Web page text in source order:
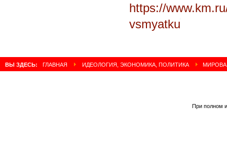
https://
vsmyatkuЧитать полностью:
https://www.km.ru/world/2021/01/07/884679-mirovaya-stabilnost-vsmyatku
ВЫ ЗДЕСЬ: ГЛАВНАЯ ИДЕОЛОГИЯ, ЭКОНОМИКА, ПОЛИТИКА
При полном